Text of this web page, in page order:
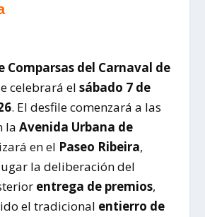
Comparsas del Carnaval de
celebrará elsábado 7 de
. El desfile comenzará a las
laAvenida Urbana de
en el Paseo Ribeira,
la deliberación del
entrega de premios,
el tradicional entierro de